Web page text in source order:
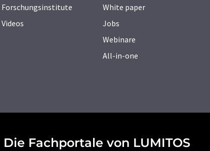
Forschungsinstitute
Videos
White paper
Jobs
Webinare
All-in-one
Die Fachportale von LUMITOS